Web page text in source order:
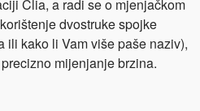
Clia, a radi se o mjenjačkom
dvostruke spojke
ili kako li Vam više paše naziv),
mijenjanje brzina.